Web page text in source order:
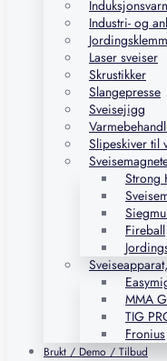
Industri- og
Laser sveiser
Skrustikker
Slangepresse
Sveisejigg
Slipeskiver til
Strong
Fireball
MMA
TIG
Fronius
Brukt / Demo / Tilbud